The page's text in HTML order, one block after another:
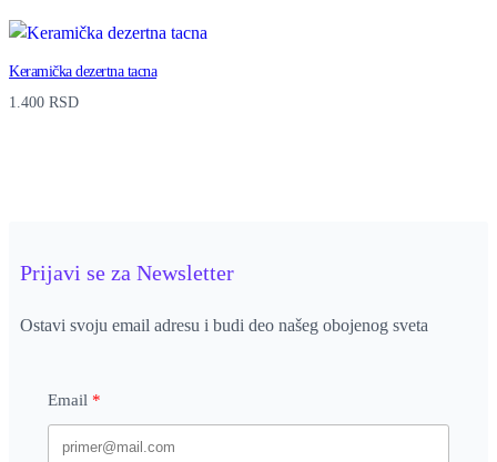
Keramička dezertna tacna
1.400 RSD
Prijavi se za Newsletter
Ostavi svoju email adresu i budi deo našeg obojenog sveta
Email